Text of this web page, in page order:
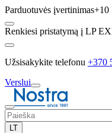
Parduotuvės įvertinimas+10
Renkiesi pristatymą į LP
Užsisakykite telefonu +370
Verslui
LT